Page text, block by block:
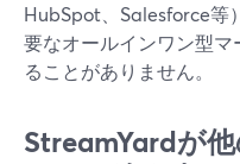
HubSpot、Salesforce等
要なオールインワン型
ることがありません。
StreamYardが